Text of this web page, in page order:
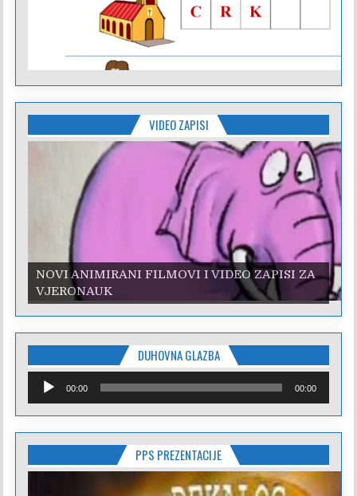
VIDEO ZAPISI
NOVI ANIMIRANI FILMOVI I VIDEO ZAPISI ZA
VJERONAUK
NOVI ANIMIRANI FILMOVI I VIDEO ZAPISI ZA
VJERONAUK
DUHOVNA GLAZBA
Reproduktor
audiozapisa
00:00 00:00
PPS PREZENTACIJE